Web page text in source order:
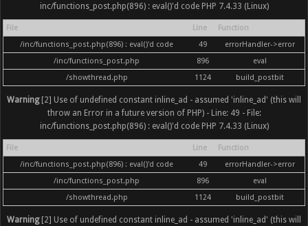
inc/functions_post.php(896) : eval()'d code PHP 7.4.33 (Linux)
File Line
Function
/inc/functions_post.php(896) : eval()'d code
49
errorHandler->error
/inc/functions_post.php
896
eval
/showthread.php
1124 build_postbit
Warning[2] Use of undefined constant inline_ad - assumed 'inline_ad' (this will
throw an Error in a future version of PHP) - Line: 49 - File:
inc/functions_post.php(896) : eval()'d code PHP 7.4.33 (Linux)
File Line
Function
/inc/functions_post.php(896) : eval()'d code
49
errorHandler->error
/inc/functions_post.php
896
eval
/showthread.php
1124 build_postbit
Warning[2] Use of undefined constant inline_ad - assumed 'inline_ad' (this will